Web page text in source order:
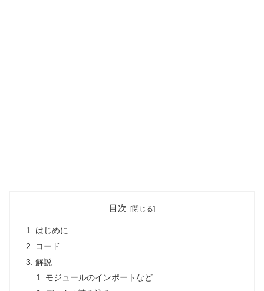
目次
はじめに
コード
解説
モジュールのインポートなど